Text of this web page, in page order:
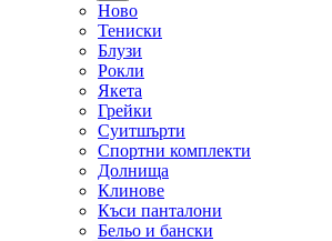
Ново
Тениски
Блузи
Рокли
Якета
Грейки
Суитшърти
Спортни комплекти
Долнища
Клинове
Къси панталони
Бельо и бански